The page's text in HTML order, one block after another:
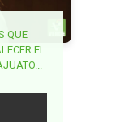
QUE
EL
LADE